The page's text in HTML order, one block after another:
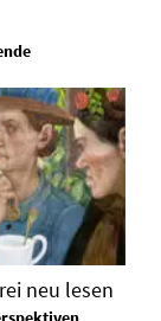
neu lesen